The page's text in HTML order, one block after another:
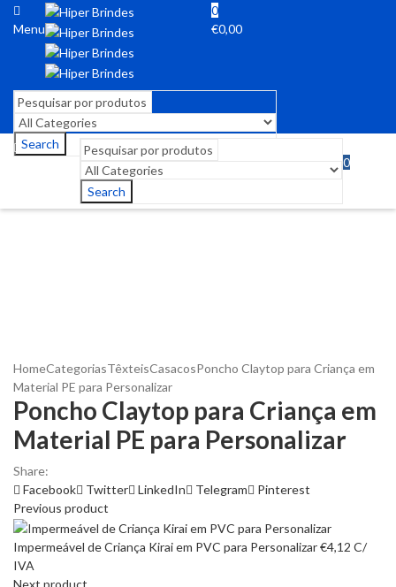
Menu
0
€0,00
Search
Search
0
HomeCategoriasTêxteisCasacosPoncho Claytop para Criança em
Material PE para Personalizar
Poncho Claytop para Criança em
Material PE para Personalizar
Share:
Facebook
Twitter LinkedIn Telegram
Pinterest
Previous product
Impermeável de Criança Kirai em PVC para Personalizar€4,12 C/
IVA
Next product